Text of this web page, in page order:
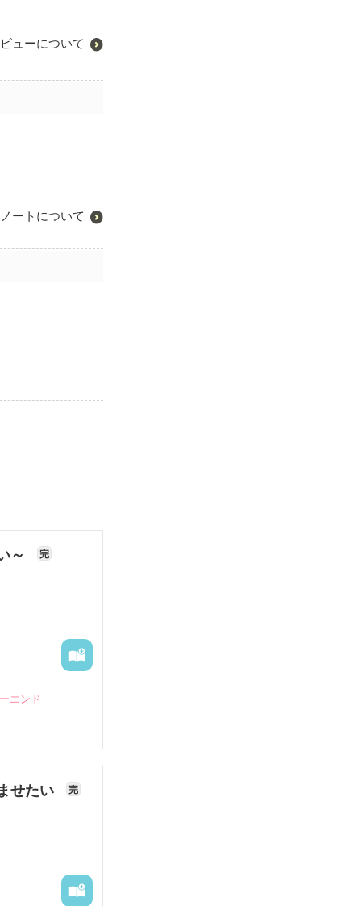
ューについて
ートについて
～ 完
エンド
せたい 完